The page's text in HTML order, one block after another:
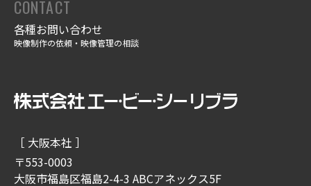
CONTACT
各種お問い合わせ
映像制作の依頼・映像管理の相談
［ 大阪本社 ］
〒553-0003
大阪市福島区福島2-4-3 ABCアネックス5F